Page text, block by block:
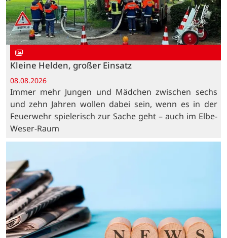
Kleine Helden, großer Einsatz
08.08.2026
Immer mehr Jungen und Mädchen zwischen sechs
und zehn Jahren wollen dabei sein, wenn es in der
Feuerwehr spielerisch zur Sache geht – auch im Elbe-
Weser-Raum